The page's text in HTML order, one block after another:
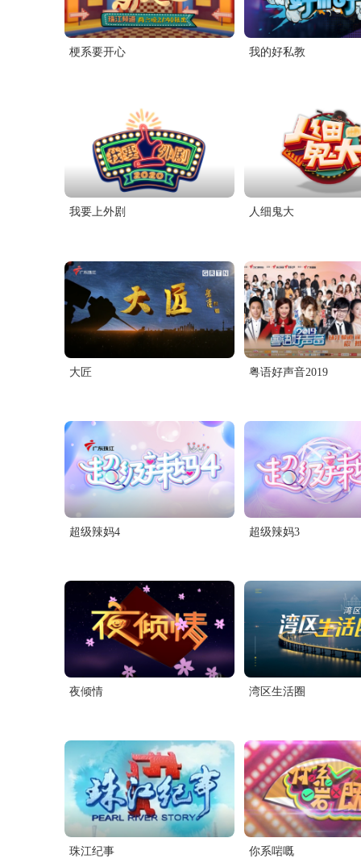
梗系要开心 我的好私教
我要上外剧 人细鬼大
大匠 粤语好声音2019
超级辣妈4 超级辣妈3
夜倾情 湾区生活圈
珠江纪事 你系啱嘅